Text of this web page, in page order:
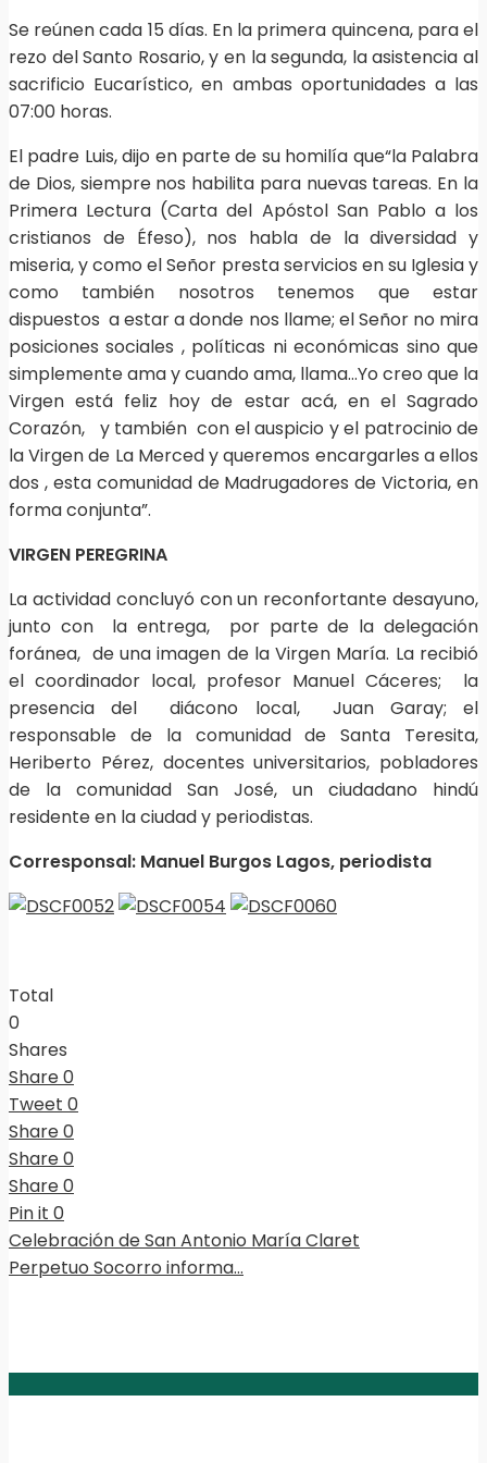
Se reúnen cada 15 días. En la primera quincena, para el
rezo del Santo Rosario, y en la segunda, la asistencia al
sacrificio Eucarístico, en ambas oportunidades a las
07:00 horas.
El padre Luis, dijo en parte de su homilía que“la Palabra
de Dios, siempre nos habilita para nuevas tareas. En la
Primera Lectura (Carta del Apóstol San Pablo a los
cristianos de Éfeso), nos habla de la diversidad y
miseria, y como el Señor presta servicios en su Iglesia y
como también nosotros tenemos que estar
dispuestos a estar a donde nos llame; el Señor no mira
posiciones sociales , políticas ni económicas sino que
simplemente ama y cuando ama, llama…Yo creo que la
Virgen está feliz hoy de estar acá, en el Sagrado
Corazón, y también con el auspicio y el patrocinio de
la Virgen de La Merced y queremos encargarles a ellos
dos , esta comunidad de Madrugadores de Victoria, en
forma conjunta”.
VIRGEN PEREGRINA
La actividad concluyó con un reconfortante desayuno,
junto con la entrega, por parte de la delegación
foránea, de una imagen de la Virgen María. La recibió
el coordinador local, profesor Manuel Cáceres; la
presencia del diácono local, Juan Garay; el
responsable de la comunidad de Santa Teresita,
Heriberto Pérez, docentes universitarios, pobladores
de la comunidad San José, un ciudadano hindú
residente en la ciudad y periodistas.
Corresponsal: Manuel Burgos Lagos, periodista
Total
0
Shares
Share0
Tweet 0
Share0
Share0
Share0
Pin it 0
Celebración de San Antonio María Claret
Perpetuo Socorro informa…